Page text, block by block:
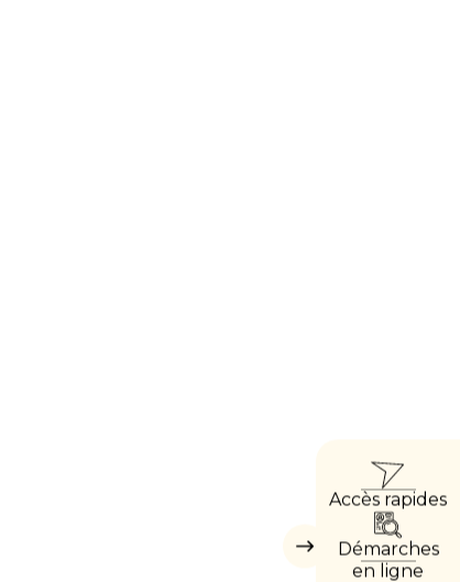
Masquer
Accès rapides
Démarches
en ligne